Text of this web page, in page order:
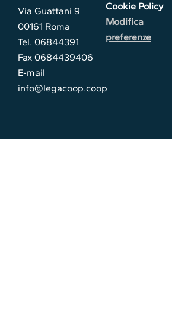
Via Guattani 9
00161 Roma
Tel. 06844391
Fax 0684439406
E-mail
info@legacoop.coop
Cookie Policy
Modifica
preferenze